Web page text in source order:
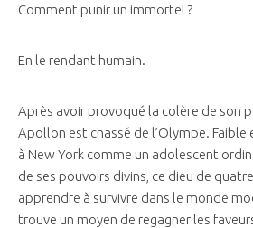
Comment punir un immortel ?
En le rendant humain.
Après avoir provoqué la colère de son
Apollon est chassé de l’Olympe.
à New York comme un adolescent
de ses pouvoirs divins, ce dieu de
apprendre à survivre dans le monde
trouve un moyen de regagner les